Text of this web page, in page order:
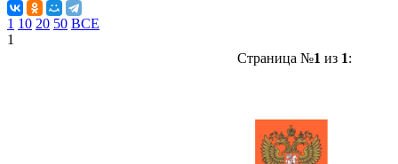
1 10 20 50 ВСЕ
1
Страница №1 из 1: